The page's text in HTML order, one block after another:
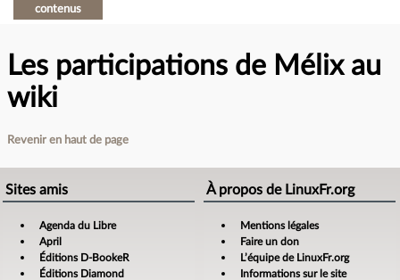
contenus
Les participations de Mélix au
wiki
Revenir en haut de page
Sites amis
Agenda du Libre
April
Éditions D-BookeR
Éditions Diamond
À propos de LinuxFr.org
Mentions légales
Faire un don
L’équipe de LinuxFr.org
Informations sur le site